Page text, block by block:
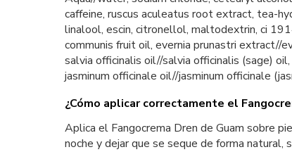
caffeine, ruscus aculeatus root extract, tea-
linalool, escin, citronellol, maltodextrin, ci
communis fruit oil, evernia prunastri extract//
salvia officinalis oil//salvia officinalis (sage)
jasminum officinale oil//jasminum officinale
¿Cómo aplicar correctamente el
Aplica el Fangocrema Dren de Guam sobre
noche y dejar que se seque de forma natural,